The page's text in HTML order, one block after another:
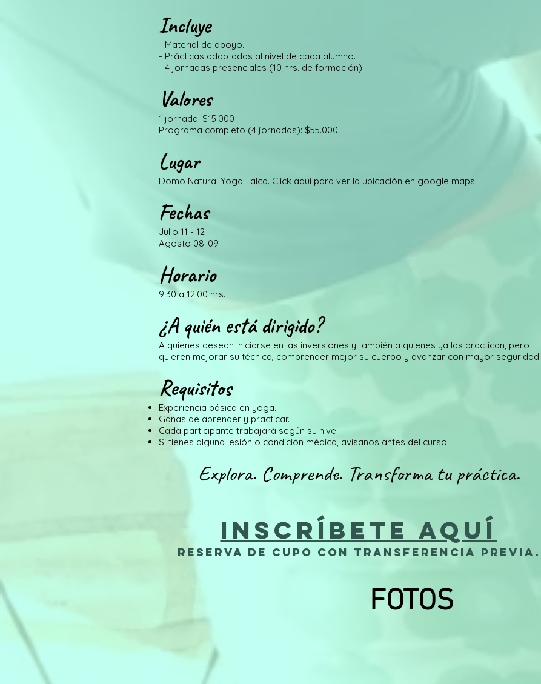
Incluye
- Material de apoyo.
- Prácticas adaptadas al nivel de cada alumno.
- 4 jornadas presenciales (10 hrs. de formación)
Valores
1 jornada: $15.000
Programa completo (4 jornadas): $55.000
Lugar
Domo Natural Yoga Talca. Click aquí para ver la ubicación en google maps
Fechas
Julio 11 - 12
Agosto 08-09
Horario
9:30 a 12:00 hrs.
¿A quién está dirigido?
A quienes desean iniciarse en las inversiones y también a quienes ya las practican, pero
quieren mejorar su técnica, comprender mejor su cuerpo y avanzar con mayor seguridad.
​Requisitos
Experiencia básica en yoga.
Ganas de aprender y practicar.
Cada participante trabajará según su nivel.
Si tienes alguna lesión o condición médica, avísanos antes del curso.​
Explora. Comprende. Transforma tu práctica.
Inscríbete aquí
Reserva de cupo con transferencia previa.
FOTOS